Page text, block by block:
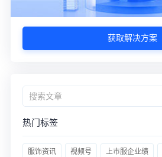
获取解决方案
热门标签
服饰资讯 视频号 上市服企业绩